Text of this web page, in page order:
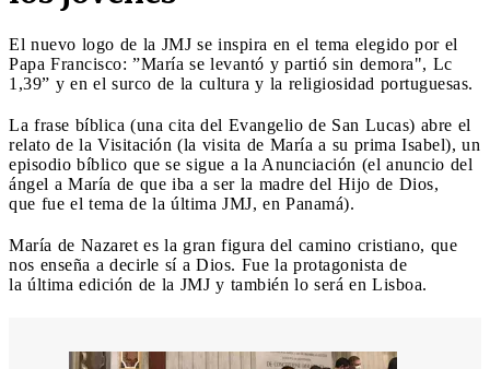
El nuevo logo de la JMJ se inspira en el tema elegido por el
Papa Francisco: ”María se levantó y partió sin demora", Lc
1,39” y en el surco de la cultura y la religiosidad portuguesas.
La frase bíblica (una cita del Evangelio de San Lucas) abre el
relato de la Visitación (la visita de María a su prima Isabel), un
episodio bíblico que se sigue a la Anunciación (el anuncio del
ángel a María de que iba a ser la madre del Hijo de Dios,
que fue el tema de la última JMJ, en Panamá).
María de Nazaret es la gran figura del camino cristiano, que
nos enseña a decirle sí a Dios. Fue la protagonista de
la última edición de la JMJ y también lo será en Lisboa.